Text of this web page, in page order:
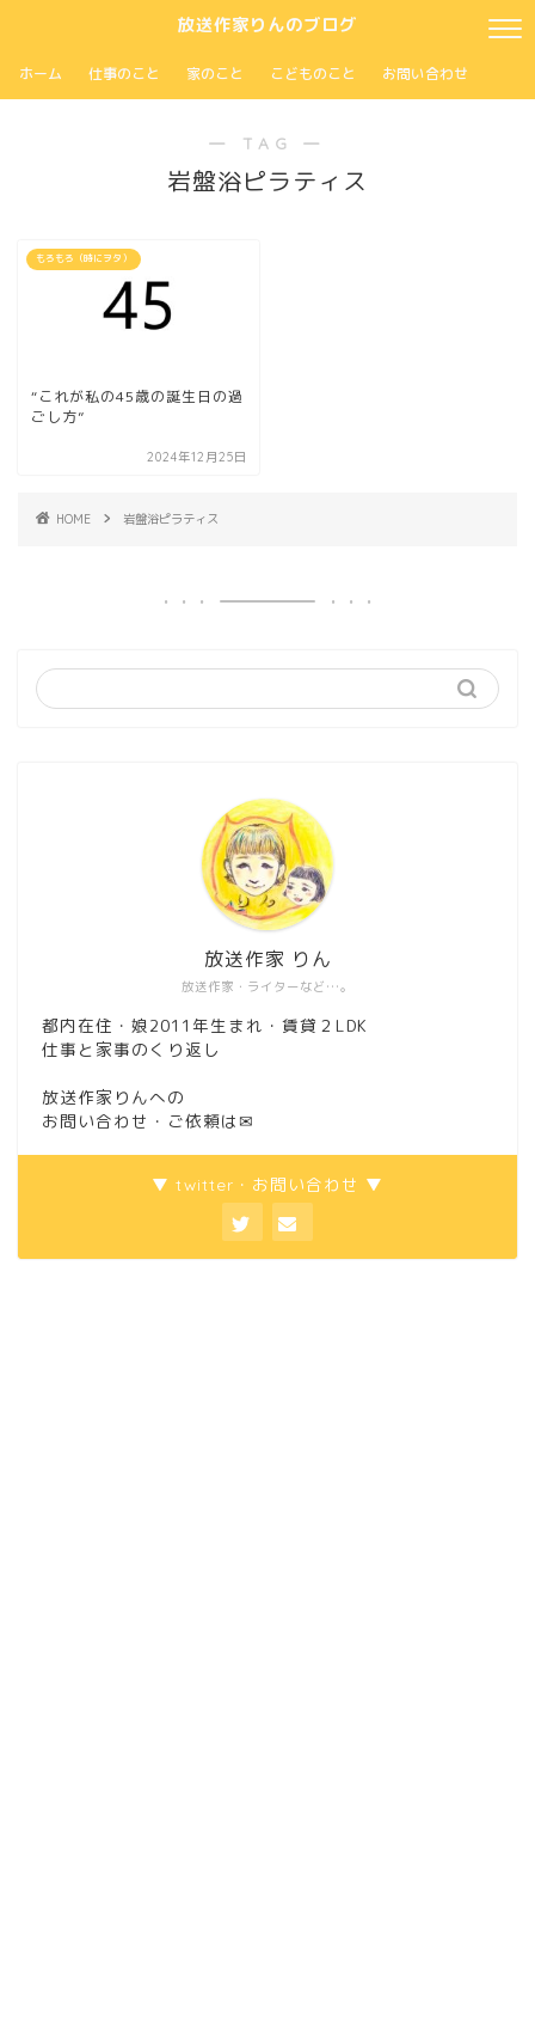
放送作家りんのブログ
ホーム 仕事のこと 家のこと こどものこと お問い合わせ
― TAG ―
岩盤浴ピラティス
もろもろ（時にヲタ）
“これが私の45歳の誕生日の過
ごし方”
2024年12月25日
HOME 岩盤浴ピラティス
放送作家・ライターなど…。
放送作家 りん
都内在住・娘2011年生まれ・賃貸２LDK
仕事と家事のくり返し
放送作家りんへの
お問い合わせ・ご依頼は ✉
▼ twitter・お問い合わせ ▼